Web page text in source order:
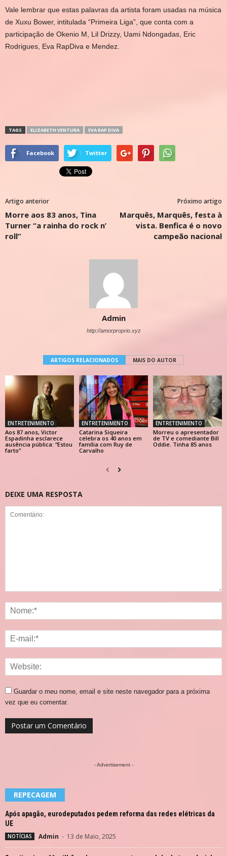
Vale lembrar que estas palavras da artista foram usadas na música
de Xuxu Bower, intitulada “Primeira Liga”, que conta com a
participação de Okenio M, Lil Drizzy, Uami Ndongadas, Eric
Rodrigues, Eva RapDiva e Mendez.
TAGS ELIZABETH VENTURA EVA RAP DIVA
Facebook Twitter
Artigo anterior
Morre aos 83 anos, Tina
Turner “a rainha do rock n’
roll”
Próximo artigo
Marquês, Marquês, festa à
vista. Benfica é o novo
campeão nacional
Admin
http://amorproprio.xyz
ARTIGOS RELACIONADOS MAIS DO AUTOR
ENTRETENIMENTO
Aos 87 anos, Victor
Espadinha esclarece
ausência pública: “Estou
farto”
ENTRETENIMENTO
Catarina Siqueira
celebra os 40 anos em
família com Ruy de
Carvalho
ENTRETENIMENTO
Morreu o apresentador
de TV e comediante Bill
Oddie. Tinha 85 anos
DEIXE UMA RESPOSTA
Guardar o meu nome, email e site neste navegador para a próxima
vez que eu comentar.
- Advertisement -
REPECAGEM
Após apagão, eurodeputados pedem reforma das redes elétricas da
UE
NOTÍCIAS Admin - 13 de Maio, 2025